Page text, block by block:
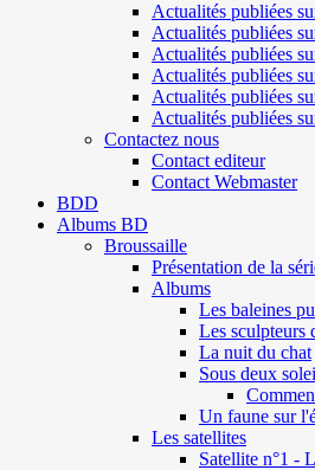
Actualités publiées
Actualités publiées
Actualités publiées
Actualités publiées
Actualités publiées
Actualités publiées
Contactez nous
Contact editeur
Contact Webmaster
BDD
Albums BD
Broussaille
Présentation de la
Albums
Les baleines
Les sculpteurs
La nuit du chat
Sous deux
Un faune sur
Les satellites
Satellite n°1 -